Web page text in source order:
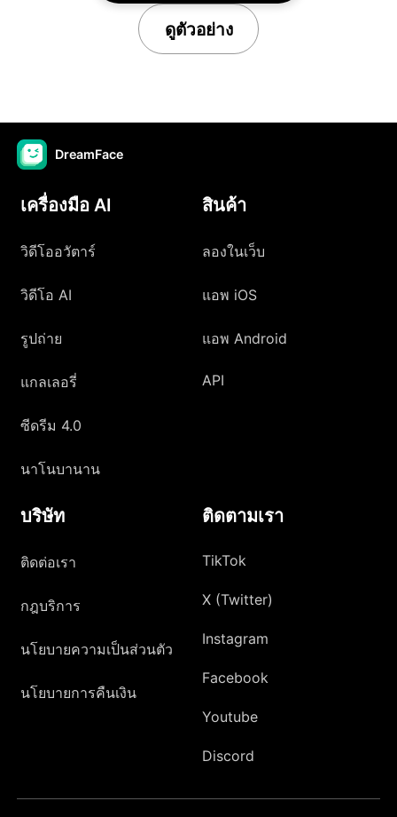
ดูตัวอย่าง
DreamFace
เครื่องมือ AI
วิดีโออวัตาร์
วิดีโอ AI
รูปถ่าย
แกลเลอรี่
ซีดรีม 4.0
นาโนบานาน
สินค้า
ลองในเว็บ
แอพ iOS
แอพ Android
API
บริษัท
ติดต่อเรา
กฎบริการ
นโยบายความเป็นส่วนตัว
นโยบายการคืนเงิน
ติดตามเรา
TikTok
X (Twitter)
Instagram
Facebook
Youtube
Discord